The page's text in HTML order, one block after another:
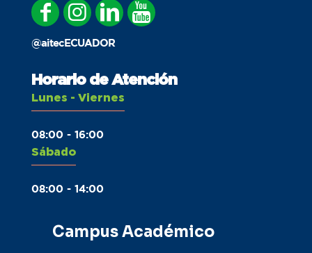
@aitecECUADOR
Horario de Atención
Lunes - Viernes
08:00 - 16:00
Sábado
08:00 - 14:00
Campus Académico